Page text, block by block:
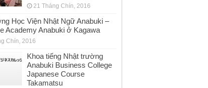
21 Tháng Chín, 2016
Học Viện Nhật Ngữ Anabuki –
Academy Anabuki ở Kagawa
Chín, 2016
Khoa tiếng Nhật trường
Anabuki Business College
Japanese Course
Takamatsu